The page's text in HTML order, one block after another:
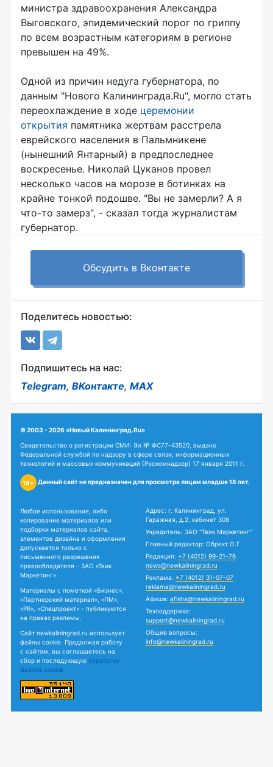
министра здравоохранения Александра
Выговского, эпидемический порог по гриппу
по всем возрастным категориям в регионе
превышен на 49%.
Одной из причин недуга губернатора, по
данным "Нового Калининграда.Ru", могло стать
переохлаждение в ходе церемонии
открытия памятника жертвам расстрела
еврейского населения в Пальмникене
(нынешний Янтарный) в предпоследнее
воскресенье. Николай Цуканов провел
несколько часов на морозе в ботинках на
крайне тонкой подошве. "Вы не замерли? А я
что-то замерз", - сказал тогда журналистам
губернатор.
Обсудить в Вконтакте
Поделитесь новостью:
Подпишитесь на нас:
Telegram, ВКонтакте, MAX
© 2003 - 2026 «Новый Калининград.Ru»
Свидетельство о регистрации СМИ: Эл № ФС77-43520, выдано
Федеральной службой по надзору в сфере связи, информационных
технологий и массовых коммуникаций (Роскомнадзор) 17 января 2011 г.
18+ Данный сайт не предназначен для просмотра лицам младше 18 лет.
Любое использование, либо
копирование материалов или
подборки материалов сайта,
элементов дизайна и оформления
допускается только с
письменного разрешения
правообладателя - ЗАО «Твик
Маркетинг».
Материалы с пометкой «Бизнес»,
«Партнерский материал», «ПМ»,
«PR», «Спецпроект» - публикуются
на правах рекламы.
Сайт newkaliningrad.ru использует
файлы cookie. Продолжая работу
с сайтом, вы соглашаетесь на
сбор и последующую обработку
файлов cookie.
Адрес: г. Калининград, ул.
Гаражная, д.2, кабинет 308
Учредитель: ЗАО "Твик Маркетинг"
Главный редактор: Обрехт О.Г.
Редакция: +7 (4012) 99-21-76
news@newkaliningrad.ru
Реклама: +7 (4012) 31-07-07
reklama@newkaliningrad.ru
Афиша: afisha@newkaliningrad.ru
Техподдержка:
support@newkaliningrad.ru
Общие вопросы:
info@newkaliningrad.ru